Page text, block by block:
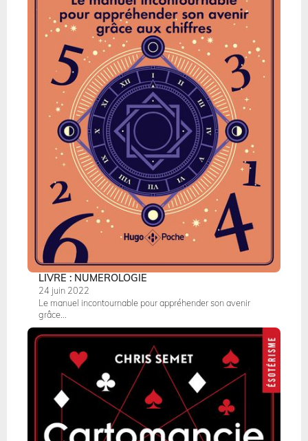
LIVRE : NUMEROLOGIE
24 juin 2022
Le manuel incontournable pour appréhender son avenir
grâce...